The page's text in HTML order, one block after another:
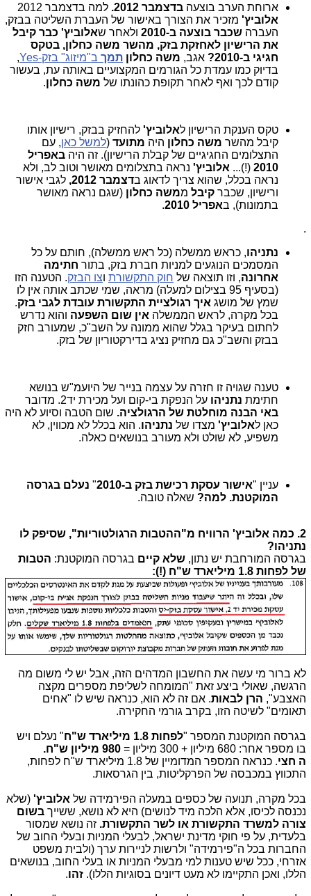
ארוחת הערב בוצעה בדצמבר 2012.
למה בדצמבר 2012
אלוביץ' מזכיר את הצורך באישור של העברת השליטה בבזק,
העברה שכבר בוצעה ב-2010 ולאחר שאלוביץ' כבר קיבל
את הרישיון לאחזקת בזק, מהשר משה כחלון, בטקס
חגיגי ב-2010?
אגב, משה כחלון תמך ב"מיזוג" בזק-Yes
,
בדיוק כמו עמדת כל הגורמים המקצועיים באותה עת, בעשור
קודם לכך ואף לאחר תקופת כהונתו של משה כחלון.
טקס הענקת הרישיון לאלוביץ' להחזיק בבזק, רישיון אותו
קיבל מהשר משה כחלון היה מתועד (למשל כאן, עם
התצלומים החגיגיים של קבלת הרישיון). זה היה באפריל
2010
(!)... אלוביץ' נראה בתצלומים מאושר וטוב לב, ולא
נראה בכלל, שהוא צריך לדאוג בדצמבר 2012,
לגבי אישור
ורישיון, שכבר קיבל ממשה כחלון (שגם נראה מאושר
בתמונות), באפריל 2010
.
.
נתניהו, כראש ממשלה (כל ראש ממשלה), חותם על כל
המסמכים הנוגעים למניות חברת בזק, בתור חתימה
אחרונה, וזו תוצאה של חוק התקשורת וצו הבזק. הטענה הזו
(בסעיף 95 בצילום למעלה) מראה, שמי שכתב אותה אין לו
שמץ של מושג איך רגולציית התקשורת עובדת לגבי בזק.
בכל מקרה, לראש הממשלה אין שום השפעה והוא נדרש
לחתום בעיקר בגלל שהוא ממונה על השב"כ, שמעורב חזק
בבזק והשב"כ גם מחזיק נציג בדירקטוריון של בזק.
טענה שגויה זו חזרה על עצמה בנייר של היועמ"ש בנושא
חתימת נתניהו על הנפקת בי-קום ועל מכירת יד2. מדובר
באי הבנה מוחלטת של הרגולציה. שום הטבה וסיוע לא היה
כאן לאלוביץ' מצדו של נתניהו. הוא בכלל לא מכווין, לא
משפיע, לא שולט ולא מעורב בנושאים כאלה.
עניין "אישור עסקת רכישת בזק ב-2010 " נעלם בגרסה
המוקטנת. למה? שאלה טובה.
2. כמה אלוביץ' הרוויח מ"ההטבות הרגולטוריות", שסיפק לו
נתניהו?
בגרסה המורחבת יש נתון, שלא קיים בגרסה המוקטנת: הטבות
של לפחות 1.8 מיליארד ש"ח (!):
לא ברור מי עשה את החשבון המדהים הזה, אבל יש לי משום מה
הרגשה, שאולי ביצע זאת "המומחה לשליפת מספרים מקצה
האצבע", הרן לבאות. אם זה לא הוא, כנראה שיש לו "אחים
תאומים" לשיטה הזו, בקרב גורמי החקירה.
בגרסה המוקטנת המספר "לפחות 1.8 מיליארד ש"ח
" נעלם ויש
בו מספר אחר: 680 מיליון + 300 מיליון =
980 מיליון ש"ח.
ה חצי
. כנראה המספר המדומיין של 1.8 מיליארד ש"ח לפחות,
התכווץ במכבסה של הפרקליטות, בין הגרסאות.
בכל מקרה, תנועה של כספים במעלה הפירמידה של אלוביץ' (שלא
נכנסה לכיסו, אלא הלכה מיד לנושים) היא לא נושא, ששייך בשום
צורה למשרד התקשורת או לשר התקשורת. זה נושא שמסור
בלעדית, על פי חוקי מדינת ישראל, לבעלי המניות ובעלי החוב של
החברות בכל ה"פירמידה" ולרשות לניירות ערך (ולבית משפט
אזרחי, ככל שיש טענות למי מבעלי המניות או בעלי החוב, בנושאים
הללו, ואכן התקיימו לא מעט דיונים בסוגיות הללו). זהו.